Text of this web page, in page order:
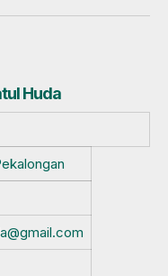
Huda